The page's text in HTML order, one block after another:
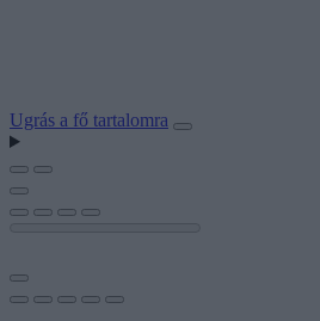
Ugrás a fő tartalomra